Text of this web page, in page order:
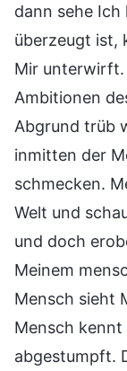
dann sehe
überzeugt ist,
Mir unterwirft.
Ambitionen
Abgrund trüb
inmitten der
schmecken.
Welt und
und doch
Meinem
Mensch sieht
Mensch
abgestumpft.